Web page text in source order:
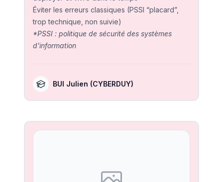
Éviter les erreurs classiques (PSSI “placard”,
trop technique, non suivie)
*PSSI : politique de sécurité des systèmes
d'information
BUI Julien (CYBERDUY)